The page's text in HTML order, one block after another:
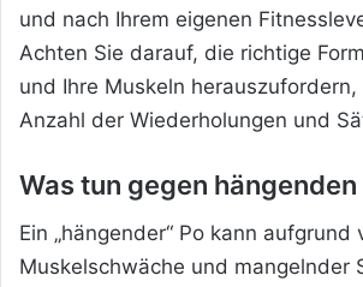
und nach Ihrem eigenen
Achten Sie darauf, die richtige
und Ihre Muskeln
Anzahl der Wiederholungen und
Was tun gegen hängenden
Ein „hängender“ Po kann aufgrund
Muskelschwäche und mangelnder